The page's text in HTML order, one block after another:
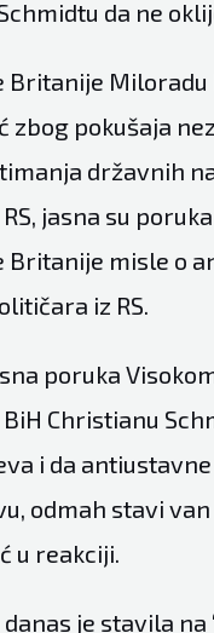
da ne
Britanije Miloradu
zbog pokušaja
državnih
jasna su
Britanije misle o
iz RS.
poruka
Christianu
i da
odmah stavi van
u reakciji.
je stavila na